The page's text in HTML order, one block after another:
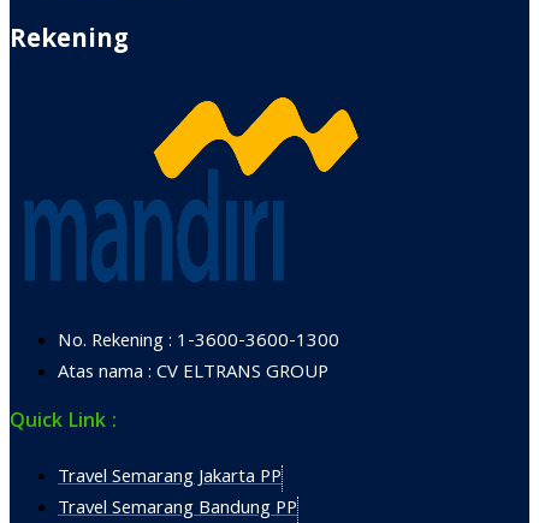
Rekening
No. Rekening : 1-3600-3600-1300
Atas nama : CV ELTRANS GROUP
Quick Link :
Travel Semarang Jakarta PP
Travel Semarang Bandung PP